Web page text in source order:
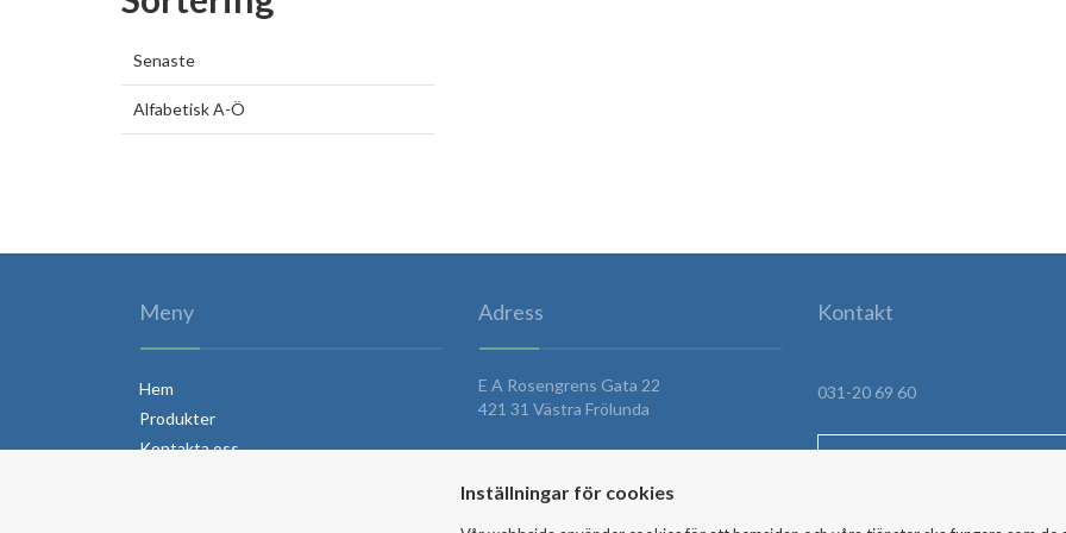
Senaste
Alfabetisk A-Ö
Meny
Hem
Produkter
Kontakta oss
Adress
E A Rosengrens Gata 22
421 31 Västra Frölunda
Kontakt
031-20 69 60
Inställningar för cookies